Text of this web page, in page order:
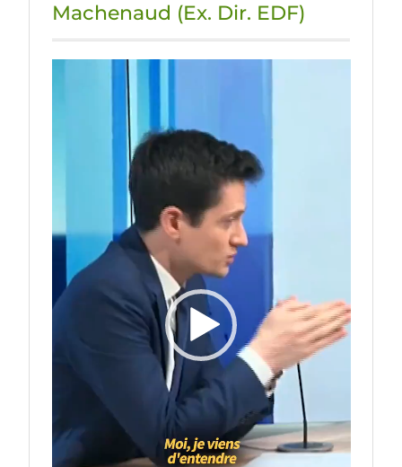
Machenaud (Ex. Dir. EDF)